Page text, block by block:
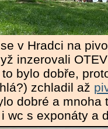
v Hradci na
inzerovali
bylo dobře,
zchladil až
dobré a mnoha
wc s exponáty a